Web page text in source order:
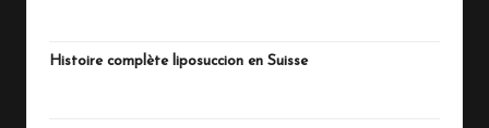
Histoire complète liposuccion en Suisse